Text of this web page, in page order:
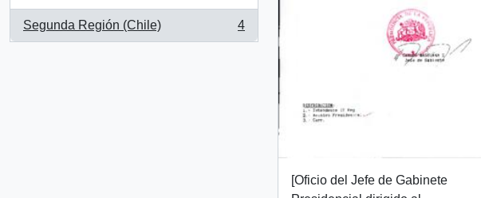
Segunda Región (Chile)
, 4 results
4
[Oficio del Jefe de Gabinete